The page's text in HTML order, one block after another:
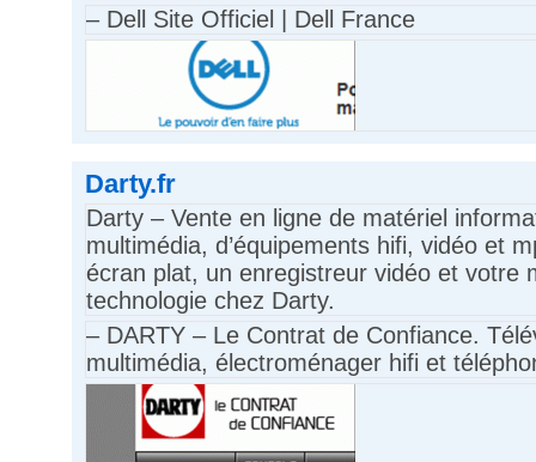
– Dell Site Officiel | Dell France
Darty.fr
Darty – Vente en ligne de matériel
multimédia, d’équipements hifi, vidéo et
écran plat, un enregistreur vidéo et votre
technologie chez Darty.
– DARTY – Le Contrat de Confiance.
multimédia, électroménager hifi et